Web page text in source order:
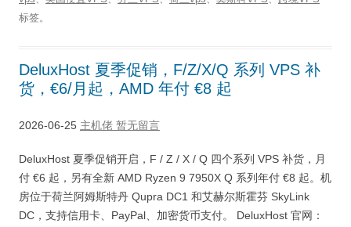
标签。
DeluxHost 夏季促销，F/Z/X/Q 系列 VPS 补
货，€6/月起，AMD 年付 €8 起
2026-06-25 主机佬 暂无留言
DeluxHost 夏季促销开启，F / Z / X / Q 四个系列 VPS 补货，月
付 €6 起，另有全新 AMD Ryzen 9 7950X Q 系列年付 €8 起。机
房位于荷兰阿姆斯特丹 Qupra DC1 和艾赫尔斯霍芬 SkyLink
DC，支持信用卡、PayPal、加密货币支付。 DeluxHost 官网：